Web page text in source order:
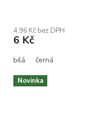
4,96 Kč bez DPH
6 Kč
bílá černá
Novinka